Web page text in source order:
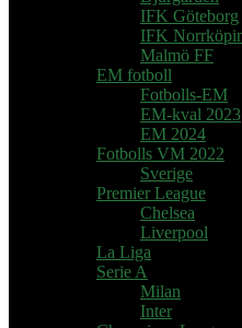
IFK Göteborg
IFK
Malmö FF
EM fotboll
Fotbolls-EM
EM-kval 2023
EM 2024
Fotbolls VM 2022
Sverige
Premier League
Chelsea
Liverpool
La Liga
Serie A
Milan
Inter